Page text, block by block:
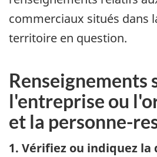
commerciaux situés dans
territoire en question.
Renseignements
l'entreprise ou
et la personne-
1. Vérifiez ou indiquez